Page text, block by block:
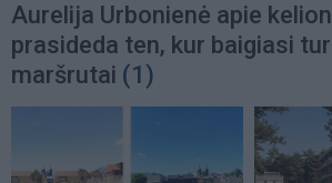
Aurelija Urbonienė apie
prasideda ten, kur baigiasi
maršrutai (1)